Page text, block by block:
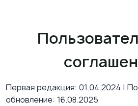
Первая редакция: 01.04.2024 |
обновление: 16.08.2025